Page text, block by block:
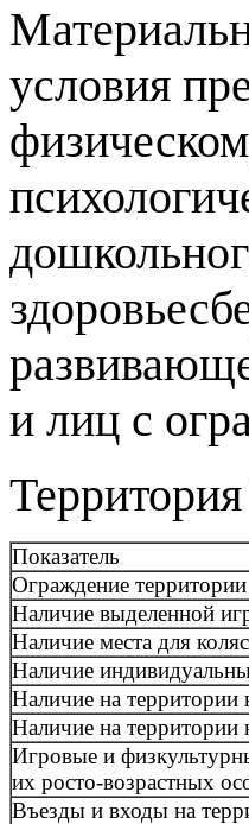
условия
и лиц с
Показатель
Ограждение
Наличие выделенной
Наличие места для
Наличие
Наличие на территории
Наличие на территории
Игровые и
их росто-возрастных
Въезды и входы на